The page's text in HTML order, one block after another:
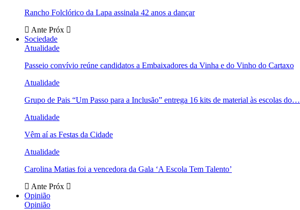
Rancho Folclórico da Lapa assinala 42 anos a dançar
Ante Próx
Sociedade
Atualidade
Passeio convívio reúne candidatos a Embaixadores da Vinha e do Vinho do Cartaxo
Atualidade
Grupo de Pais “Um Passo para a Inclusão” entrega 16 kits de material às escolas do…
Atualidade
Vêm aí as Festas da Cidade
Atualidade
Carolina Matias foi a vencedora da Gala ‘A Escola Tem Talento’
Ante Próx
Opinião
Opinião